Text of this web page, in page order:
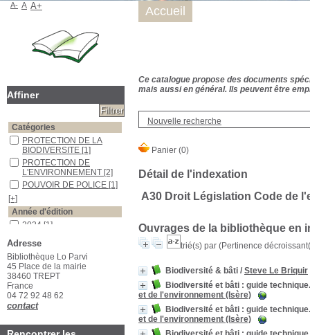
Ce catalogue propose des documents
mais aussi en général. Ils peuvent être
Nouvelle recherche
Détail de l'indexation
A30 Droit Législation Code de
Ouvrages de la bibliothèque en
trié(s) par (Pertinence
Biodiversité & bâti / Steve Le Briquir
Biodiversité et bâti : guide
et de l'environnement (Isère)
Biodiversité et bâti : guide
et de l'environnement (Isère)
Accueil
A- A A+
Affiner
Catégories
PROTECTION DE LA
BIODIVERSITE [1]
PROTECTION DE
L'ENVIRONNEMENT [2]
POUVOIR DE POLICE [1]
[+]
Année d'édition
2024 [1]
[+]
Auteurs
Penarrubia
Magnin [1]
[+]
Adresse
Bibliothèque Lo Parvi
45 Place de la mairie
38460 TREPT
France
04 72 92 48 62
contact